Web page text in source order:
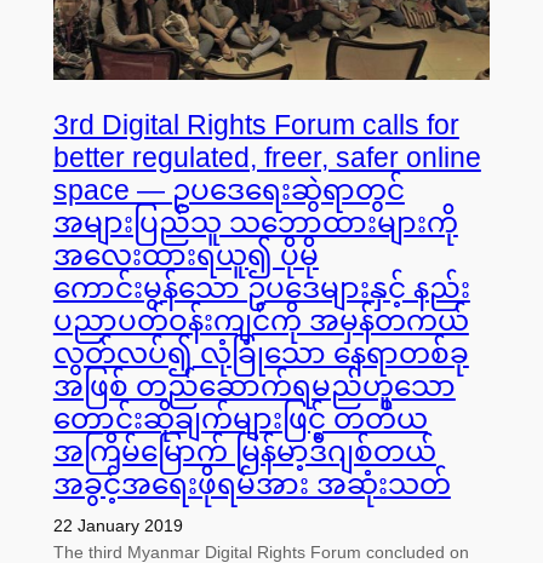
3rd Digital Rights Forum calls for
better regulated, freer, safer online
space — ဥပဒေရေးဆွဲရာတွင်
အများပြည်သူ သဘောထားများကို
အလေးထားရယူ၍ ပိုမို
ကောင်းမွန်သော ဥပဒေများနှင့် နည်း
ပညာပတ်ဝန်းကျင်ကို အမှန်တကယ်
လွတ်လပ်၍ လုံခြုံသော နေရာတစ်ခု
အဖြစ် တည်ဆောက်ရမည်ဟူသော
တောင်းဆိုချက်များဖြင့် တတိယ
အကြိမ်မြောက် မြန်မာ့ဒီဂျစ်တယ်
အခွင့်အရေးဖိုရမ်အား အဆုံးသတ်
22 January 2019
The third Myanmar Digital Rights Forum concluded on